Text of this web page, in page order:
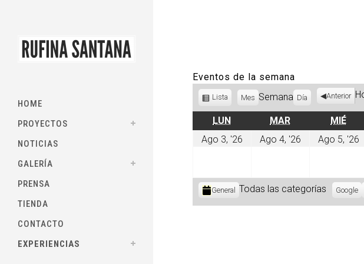
HOME
PROYECTOS
NOTICIAS
GALERÍA
PRENSA
TIENDA
CONTACTO
EXPERIENCIAS
Eventos de la semana
Ver
Lista Mes Semana Día Anterior
LUNLUNES MARMARTES MIÉ
Ago 3, '26
agosto
Ago 4, '26
agosto
Ago 5, '26
Categorías
General Todas las categorías Google